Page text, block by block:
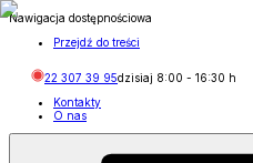
Nawigacja dostępnościowa
Przejdź do treści
22 307 39 95dzisiaj 8:00 - 16:30 h
Kontakty
O nas